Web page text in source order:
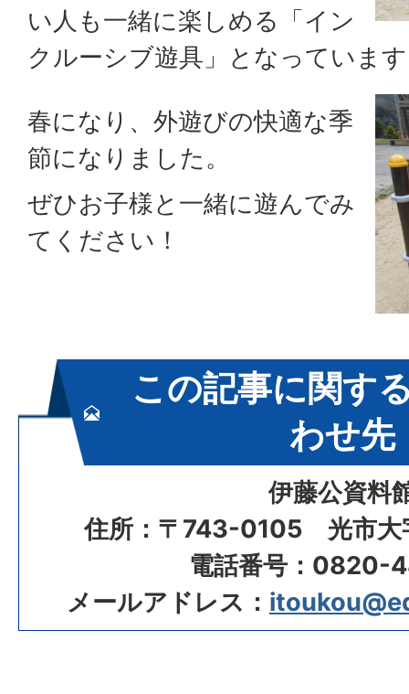
い人も一緒に楽しめる「イン
クルーシブ遊具」となっていま
春になり、外遊びの快適な季
節になりました。
ぜひお子様と一緒に遊んでみ
てください！
この記事に関す
わせ先
伊藤公資料
住所：〒743-0105 光市大
電話番号：0820-
メールアドレス：